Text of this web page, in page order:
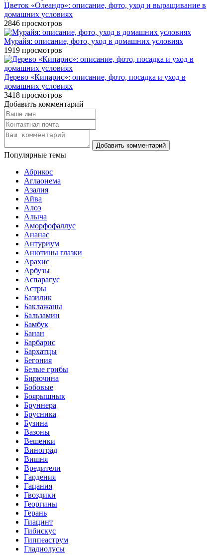
Цветок «Олеандр»: описание, фото, уход и выращивание в
домашних условиях
2846 просмотров
Мурайя: описание, фото, уход в домашних условиях
1919 просмотров
Дерево «Кипарис»: описание, фото, посадка и уход в
домашних условиях
3418 просмотров
Добавить комментарий
Популярные темы
Абрикос
Аглаонема
Азалия
Айва
Алоэ
Алыча
Аморфофаллус
Ананас
Антуриум
Анютины глазки
Арахис
Арбузы
Аспарагус
Астры
Базилик
Баклажаны
Бальзамин
Бамбук
Банан
Барбарис
Бархатцы
Бегония
Белые грибы
Бирючина
Бобовые
Боярышнык
Бруннера
Брусника
Бузина
Вазоны
Вешенки
Виноград
Вишня
Вредители
Гардения
Гацания
Гвоздики
Георгины
Герань
Гиацинт
Гибискус
Гиппеаструм
Гладиолусы